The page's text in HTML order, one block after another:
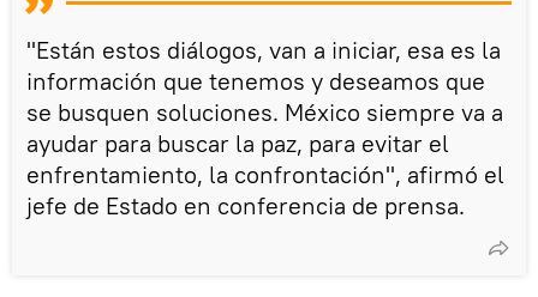
"Están estos diálogos, van a iniciar, esa es la
información que tenemos y deseamos que
se busquen soluciones. México siempre va a
ayudar para buscar la paz, para evitar el
enfrentamiento, la confrontación", afirmó el
jefe de Estado en conferencia de prensa.